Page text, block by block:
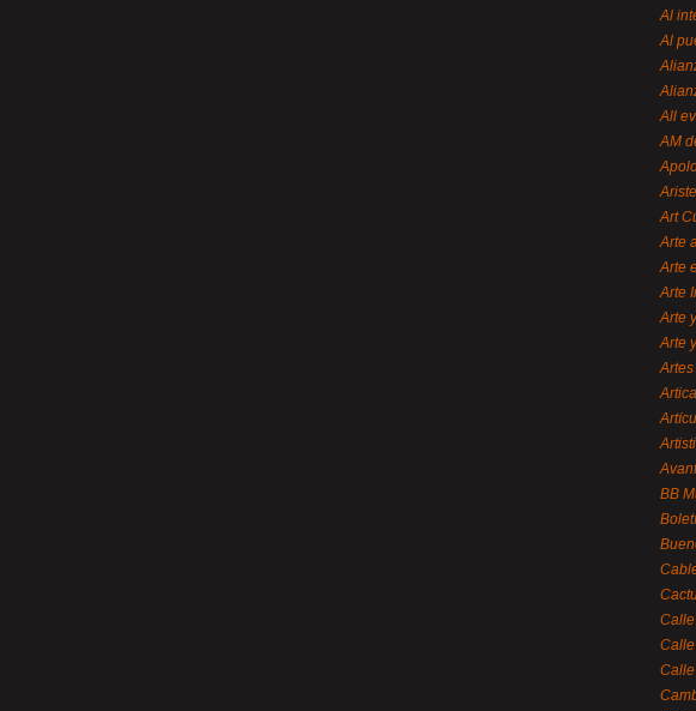
Al
Al
All
AM
Art
Arte
Arte
Arte
Arte
Arte
Artica
BB